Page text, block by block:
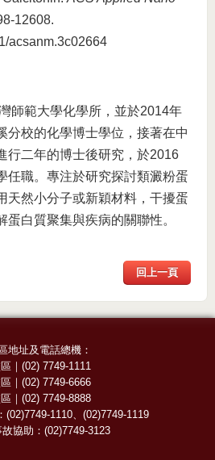
12608.
acsanm.3c02664
師範大學化學所，並於2014年
分校的化學博士學位，接著在中
行二年的博士後研究，於2016
任職。專注於研究探討類澱粉蛋
天然小分子或新穎材料，干擾蛋
蛋白質聚集與疾病的關聯性。
回上一頁
地址及電話總機：
｜(02) 7749-1111
｜(02) 7749-6666
｜(02) 7749-8888
(02)7749-1110、 (02)7749-1119
故協助：(02)7749-3123